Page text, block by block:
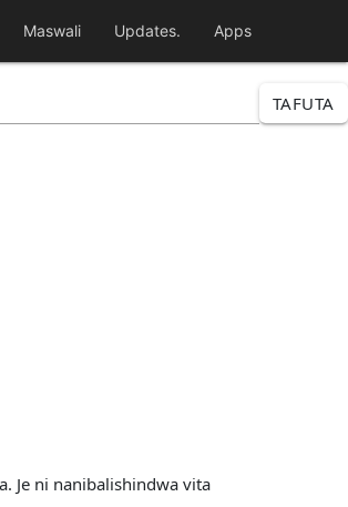
Maswali Updates. Apps
TAFUTA
Je ni nanibalishindwa vita